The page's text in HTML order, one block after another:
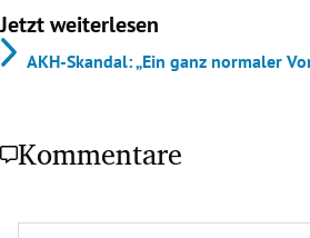
Jetzt weiterlesen
AKH-Skandal: „Ein ganz normaler
Kommentare